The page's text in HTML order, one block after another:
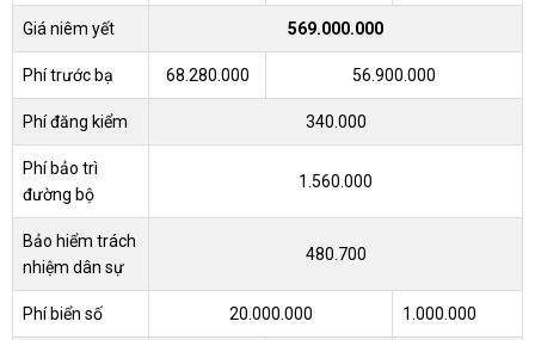
Giá niêm yết 569.000.000
Phí trước bạ 68.280.000 56.900.000
Phí đăng kiểm 340.000
Phí bảo trì
đường bộ
1.560.000
Bảo hiểm trách
nhiệm dân sự
480.700
Phí biển số 20.000.000 1.000.000